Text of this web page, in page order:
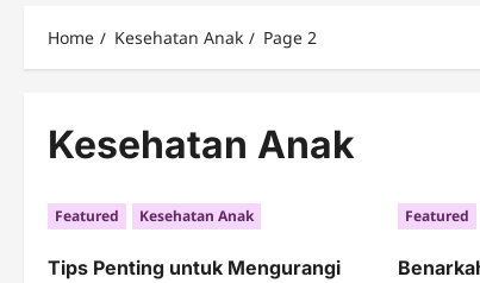
Home Kesehatan Anak Page 2
Kesehatan Anak
Featured Kesehatan Anak
Tips Penting untuk Mengurangi
Featured